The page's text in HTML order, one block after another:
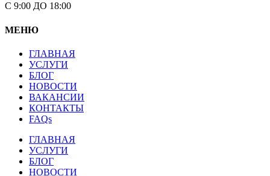
С 9:00 ДО 18:00
МЕНЮ
ГЛАВНАЯ
УСЛУГИ
БЛОГ
НОВОСТИ
ВАКАНСИИ
КОНТАКТЫ
FAQs
ГЛАВНАЯ
УСЛУГИ
БЛОГ
НОВОСТИ